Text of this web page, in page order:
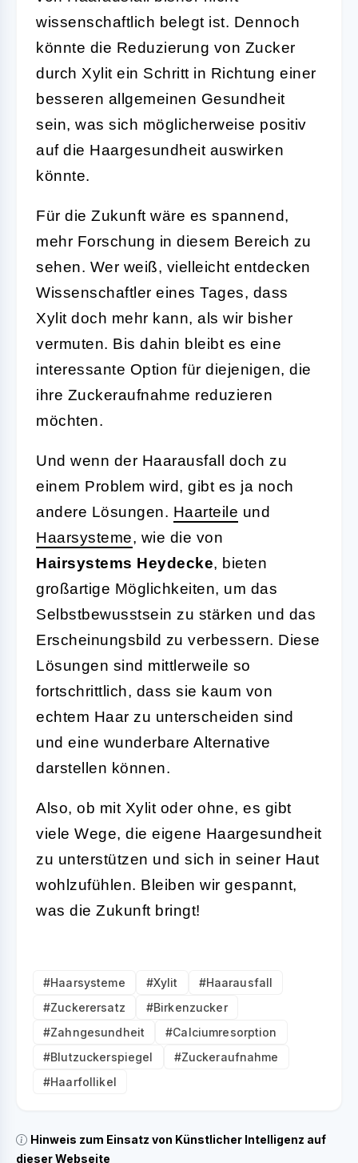
wissenschaftlich belegt ist. Dennoch
könnte die Reduzierung von Zucker
durch Xylit ein Schritt in Richtung einer
besseren allgemeinen Gesundheit
sein, was sich möglicherweise positiv
auf die Haargesundheit auswirken
könnte.
Für die Zukunft wäre es spannend,
mehr Forschung in diesem Bereich zu
sehen. Wer weiß, vielleicht entdecken
Wissenschaftler eines Tages, dass
Xylit doch mehr kann, als wir bisher
vermuten. Bis dahin bleibt es eine
interessante Option für diejenigen, die
ihre Zuckeraufnahme reduzieren
möchten.
Und wenn der Haarausfall doch zu
einem Problem wird, gibt es ja noch
andere Lösungen. Haarteile und
Haarsysteme, wie die von
Hairsystems Heydecke, bieten
großartige Möglichkeiten, um das
Selbstbewusstsein zu stärken und das
Erscheinungsbild zu verbessern. Diese
Lösungen sind mittlerweile so
fortschrittlich, dass sie kaum von
echtem Haar zu unterscheiden sind
und eine wunderbare Alternative
darstellen können.
Also, ob mit Xylit oder ohne, es gibt
viele Wege, die eigene Haargesundheit
zu unterstützen und sich in seiner Haut
wohlzufühlen. Bleiben wir gespannt,
was die Zukunft bringt!
#Haarsysteme #Xylit
#Haarausfall
#Zuckerersatz
#Birkenzucker
#Zahngesundheit
#Calciumresorption
#Blutzuckerspiegel
#Zuckeraufnahme
#Haarfollikel
Hinweis zum Einsatz von Künstlicher Intelligenz auf
dieser Webseite